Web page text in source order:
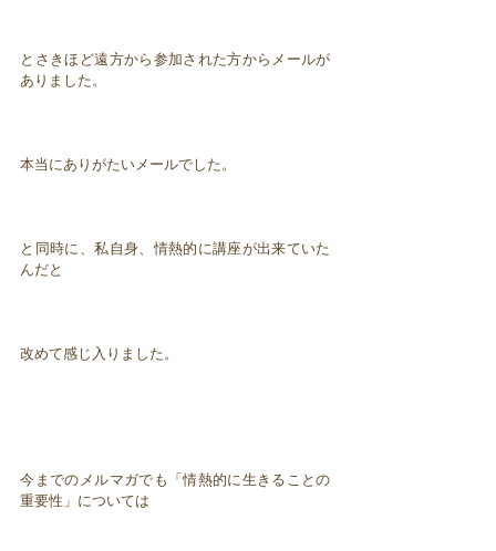
とさきほど遠方から参加された方からメールが
ありました。
本当にありがたいメールでした。
と同時に、私自身、情熱的に講座が出来ていた
んだと
改めて感じ入りました。
今までのメルマガでも「情熱的に生きることの
重要性」については